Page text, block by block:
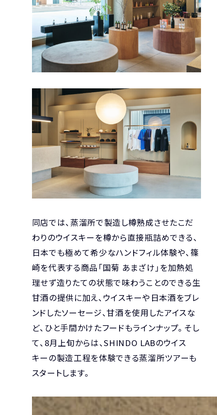
同店では、蒸溜所で製造し樽熟成させたこだ
わりのウイスキーを樽から直接瓶詰めできる、
日本でも極めて希少なハンドフィル体験や、篠
崎を代表する商品「国菊 あまざけ」を加熱処
理せず造りたての状態で味わうことのできる生
甘酒の提供に加え、ウイスキーや日本酒をブレ
ンドしたソーセージ、甘酒を使用したアイスな
ど、ひと手間かけたフードもラインナップ。そし
て、8月上旬からは、SHINDO LABのウイス
キーの製造工程を体験できる蒸溜所ツアーも
スタートします。